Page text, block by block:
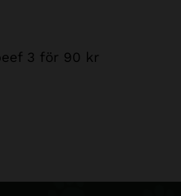
3 för 90 kr